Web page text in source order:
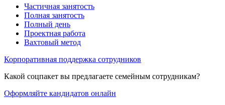
Частичная занятость
Полная занятость
Полный день
Проектная работа
Вахтовый метод
Корпоративная поддержка сотрудников
Какой соцпакет вы предлагаете семейным сотрудникам?
Оформляйте кандидатов онлайн